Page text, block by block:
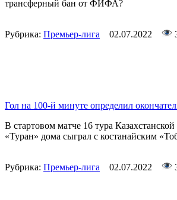
трансферный бан от ФИФА?
Рубрика: Премьер-лига 02.07.2022
Гол на 100-й минуте определил
В стартовом матче 16 тура
«Туран» дома сыграл с костанайским
Рубрика: Премьер-лига 02.07.2022